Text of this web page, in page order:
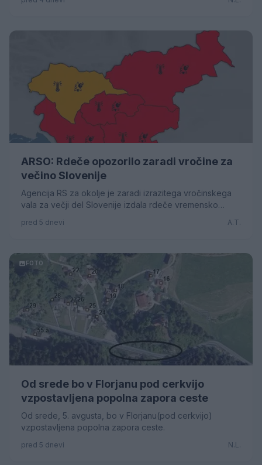
ARSO: Rdeče opozorilo zaradi vročine za
večino Slovenije
Agencija RS za okolje je zaradi izrazitega vročinskega
vala za večji del Slovenije izdala rdeče vremensko
pred 5 dnevi A.T.
FOTO
Od srede bo v Florjanu pod cerkvijo
vzpostavljena popolna zapora ceste
Od srede, 5. avgusta, bo v Florjanu(pod cerkvijo)
vzpostavljena popolna zapora ceste.
pred 5 dnevi N.L.